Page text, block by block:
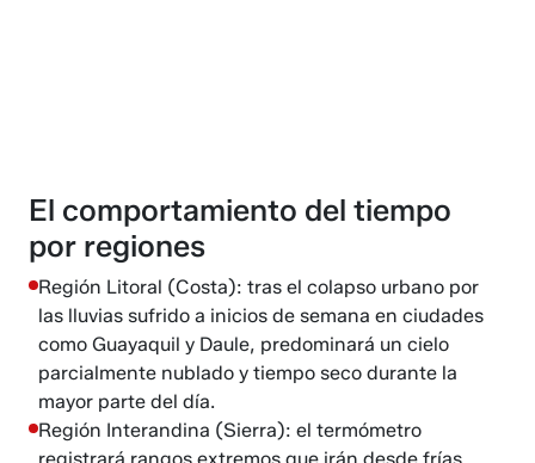
El comportamiento del tiempo
por regiones
Región Litoral (Costa): tras el colapso urbano por
las lluvias sufrido a inicios de semana en ciudades
como Guayaquil y Daule, predominará un cielo
parcialmente nublado y tiempo seco durante la
mayor parte del día.
Región Interandina (Sierra): el termómetro